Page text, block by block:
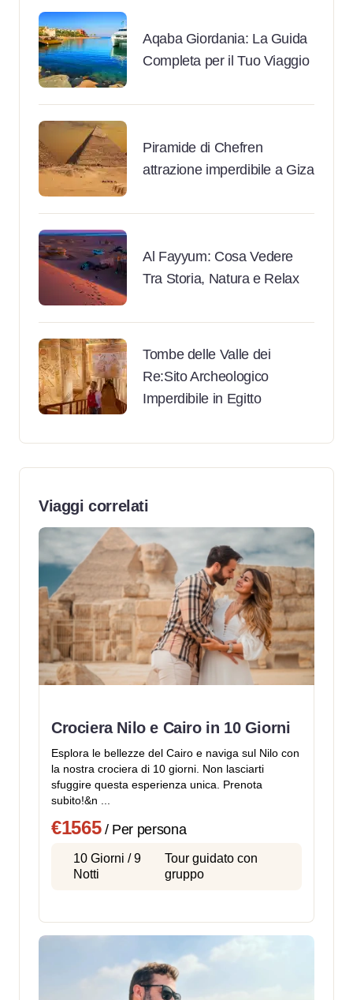
Aqaba Giordania: La Guida
Completa per il Tuo Viaggio
Piramide di Chefren
attrazione imperdibile a Giza
Al Fayyum: Cosa Vedere
Tra Storia, Natura e Relax
Tombe delle Valle dei
Re:Sito Archeologico
Imperdibile in Egitto
Viaggi correlati
Crociera Nilo e Cairo in 10 Giorni
Esplora le bellezze del Cairo e naviga sul Nilo con
la nostra crociera di 10 giorni. Non lasciarti
sfuggire questa esperienza unica. Prenota
subito!&n ...
€1565/ Per persona
10 Giorni / 9
Notti
Tour guidato con
gruppo